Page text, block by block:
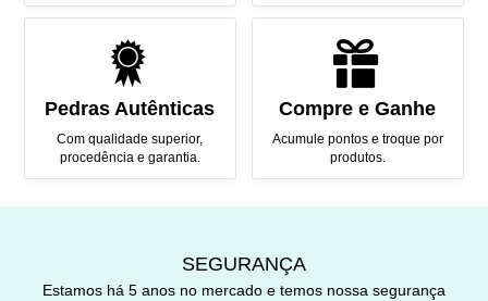
Pedras Autênticas
Com qualidade superior,
procedência e garantia.
Compre e Ganhe
Acumule pontos e troque por
produtos.
SEGURANÇA
Estamos há 5 anos no mercado e temos nossa segurança